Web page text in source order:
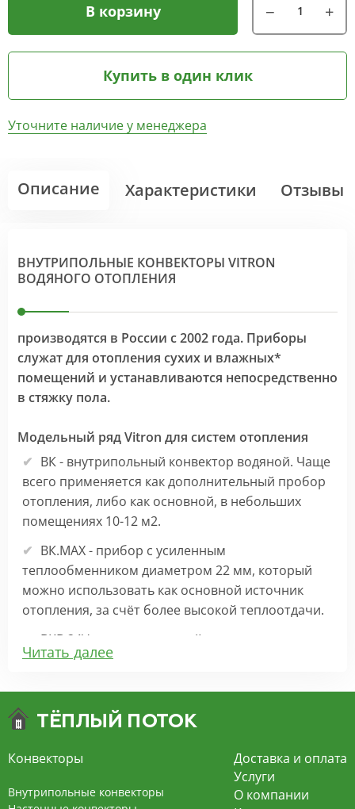
В корзину
Купить в один клик
Уточните наличие у менеджера
Описание Характеристики Отзывы
ВНУТРИПОЛЬНЫЕ КОНВЕКТОРЫ VITRON
ВОДЯНОГО ОТОПЛЕНИЯ
производятся в России с 2002 года. Приборы
служат для отопления сухих и влажных*
помещений и устанавливаются непосредственно
в стяжку пола.
Модельный ряд Vitron для систем отопления
ВК - внутрипольный конвектор водяной. Чаще
всего применяется как дополнительный пробор
отопления, либо как основной, в небольших
помещениях 10-12 м2.
ВК.МАХ - прибор с усиленным
теплообменником диаметром 22 мм, который
можно использовать как основной источник
отопления, за счёт более высокой теплоотдачи.
ВКВ 24V – внутрипольный конвектор
отопления с вентилятором на 24В подходит для
экономит электроэнергию и бесшумно работает.
конвекцией на 220В. За счет тангенциального
вентилятора создает принудительную
Читать далее
Конвекторы
Внутрипольные конвекторы
Доставка и оплата
Услуги
О компании